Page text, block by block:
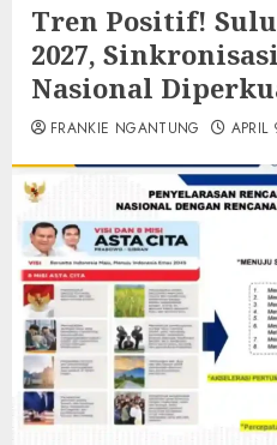
Tren Positif!
2027,
Nasional
FRANKIE NGANTUNG